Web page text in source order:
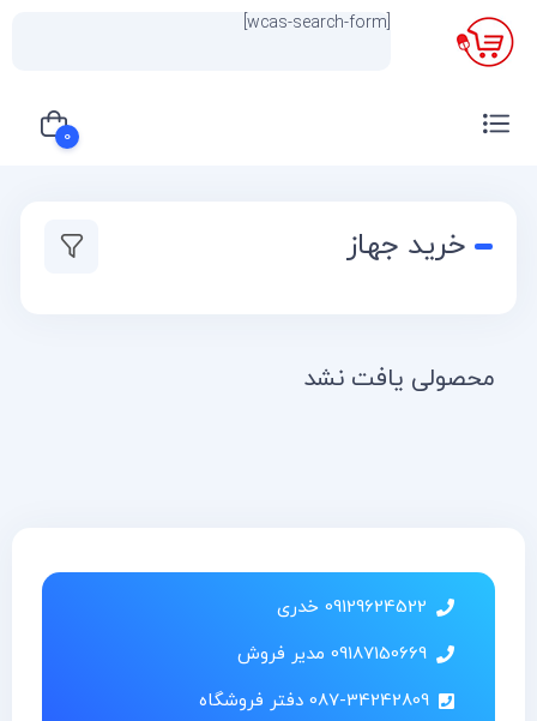
[wcas-search-form] ×
0
خرید جهاز
محصولی یافت نشد
09129624522 خدری
09187150669 مدیر فروش
087-34242809 دفتر فروشگاه